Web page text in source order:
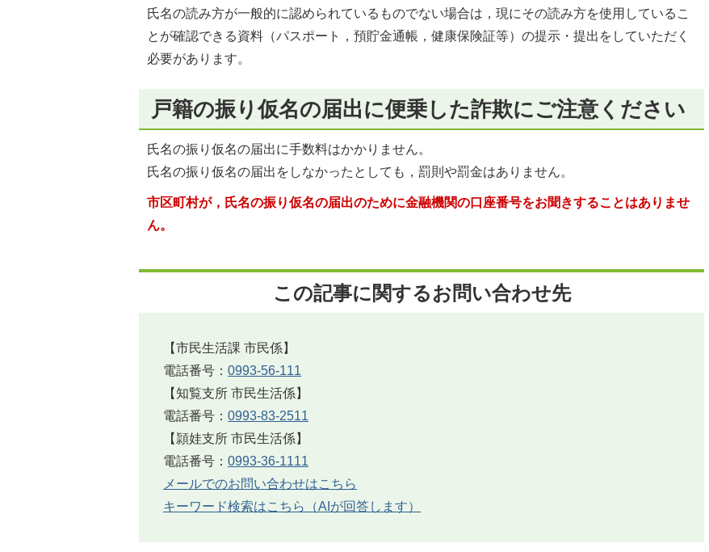
氏名の読み方が一般的に認められているものでない場合は，現にその読み方を使用しているこ
とが確認できる資料（パスポート，預貯金通帳，健康保険証等）の提示・提出をしていただく
必要があります。
戸籍の振り仮名の届出に便乗した詐欺にご注意ください
氏名の振り仮名の届出に手数料はかかりません。
氏名の振り仮名の届出をしなかったとしても，罰則や罰金はありません。
市区町村が，氏名の振り仮名の届出のために金融機関の口座番号をお聞きすることはありませ
ん。
この記事に関するお問い合わせ先
【市民生活課 市民係】
電話番号： 0993-56-111
【知覧支所 市民生活係】
電話番号： 0993-83-2511
【頴娃支所 市民生活係】
電話番号： 0993-36-1111
メールでのお問い合わせはこちら
キーワード検索はこちら（AIが回答します）